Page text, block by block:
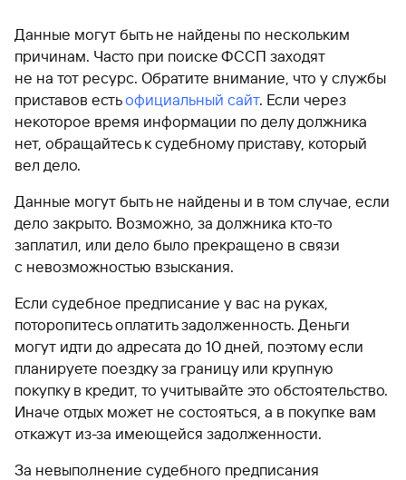
Данные могут быть не найдены по нескольким
причинам. Часто при поиске ФССП заходят
не на тот ресурс. Обратите внимание, что у службы
приставов естьофициальный сайт. Если через
некоторое время информации по делу должника
нет, обращайтесь к судебному приставу, который
вел дело.
Данные могут быть не найдены и в том случае, если
дело закрыто. Возможно, за должника кто-то
заплатил, или дело было прекращено в связи
с невозможностью взыскания.
Если судебное предписание у вас на руках,
поторопитесь оплатить задолженность. Деньги
могут идти до адресата до 10 дней, поэтому если
планируете поездку за границу или крупную
покупку в кредит, то учитывайте это обстоятельство.
Иначе отдых может не состояться, а в покупке вам
откажут из-за имеющейся задолженности.
За невыполнение судебного предписания